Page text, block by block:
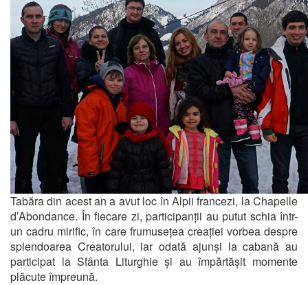
Tabăra din acest an a avut loc în Alpii francezi, la Chapelle
d’Abondance. În fiecare zi, participanții au putut schia într-
un cadru mirific, în care frumusețea creației vorbea despre
splendoarea Creatorului, iar odată ajunși la cabană au
participat la Sfânta Liturghie și au împărtășit momente
plăcute împreună.